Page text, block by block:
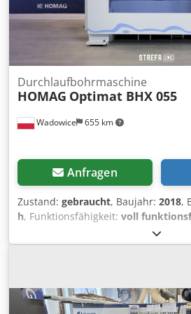
Wadowice 655 km
Durchlaufbohrmaschine
HOMAG Optimat BHX 055
Anfragen
Zustand: gebraucht, Baujahr: 2018,
h, Funktionsfähigkeit: voll
Maschinen-/Fahrzeugnummer:
Gebrauchtes Bohrzentrum Optimat
Festeingebaute Funktionen: □
Spindeln (Y-Achse) □ Bohrkopf mit
Nutenfräse D=100 mm (X-